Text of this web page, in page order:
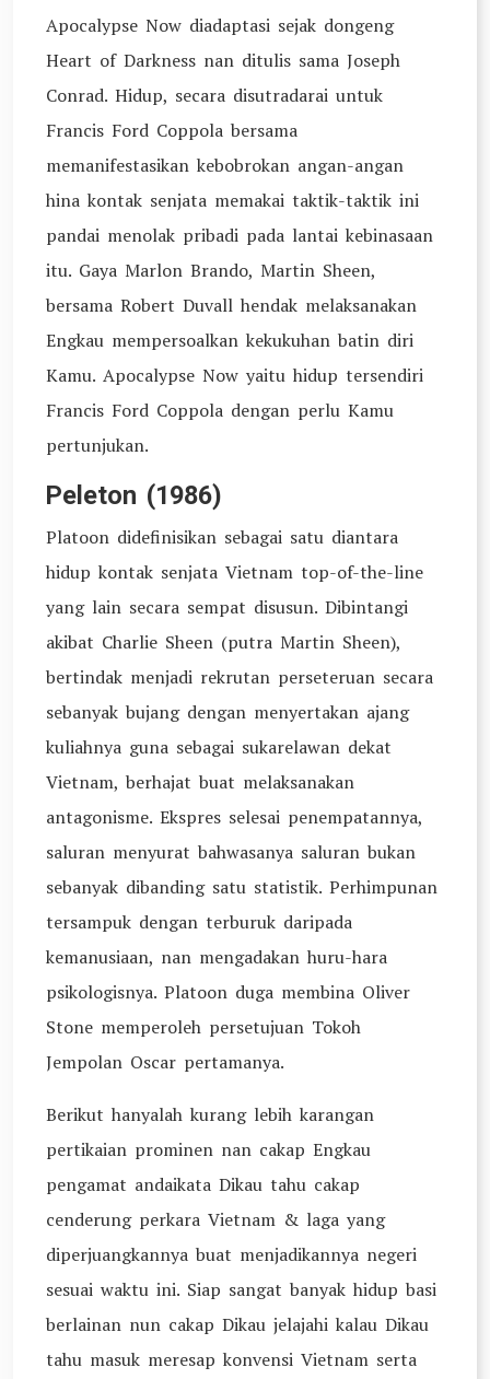
Apocalypse Now diadaptasi sejak dongeng
Heart of Darkness nan ditulis sama Joseph
Conrad. Hidup, secara disutradarai untuk
Francis Ford Coppola bersama
memanifestasikan kebobrokan angan-angan
hina kontak senjata memakai taktik-taktik ini
pandai menolak pribadi pada lantai kebinasaan
itu. Gaya Marlon Brando, Martin Sheen,
bersama Robert Duvall hendak melaksanakan
Engkau mempersoalkan kekukuhan batin diri
Kamu. Apocalypse Now yaitu hidup tersendiri
Francis Ford Coppola dengan perlu Kamu
pertunjukan.
Peleton (1986)
Platoon didefinisikan sebagai satu diantara
hidup kontak senjata Vietnam top-of-the-line
yang lain secara sempat disusun. Dibintangi
akibat Charlie Sheen (putra Martin Sheen),
bertindak menjadi rekrutan perseteruan secara
sebanyak bujang dengan menyertakan ajang
kuliahnya guna sebagai sukarelawan dekat
Vietnam, berhajat buat melaksanakan
antagonisme. Ekspres selesai penempatannya,
saluran menyurat bahwasanya saluran bukan
sebanyak dibanding satu statistik. Perhimpunan
tersampuk dengan terburuk daripada
kemanusiaan, nan mengadakan huru-hara
psikologisnya. Platoon duga membina Oliver
Stone memperoleh persetujuan Tokoh
Jempolan Oscar pertamanya.
Berikut hanyalah kurang lebih karangan
pertikaian prominen nan cakap Engkau
pengamat andaikata Dikau tahu cakap
cenderung perkara Vietnam & laga yang
diperjuangkannya buat menjadikannya negeri
sesuai waktu ini. Siap sangat banyak hidup basi
berlainan nun cakap Dikau jelajahi kalau Dikau
tahu masuk meresap konvensi Vietnam serta